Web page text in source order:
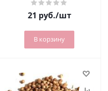
21 руб./шт
В корзину